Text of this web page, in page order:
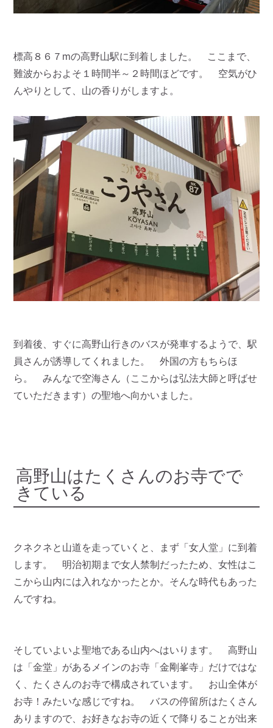
標高８６７mの高野山駅に到着しました。 ここまで、
難波からおよそ１時間半～２時間ほどです。 空気がひ
んやりとして、山の香りがしますよ。
到着後、すぐに高野山行きのバスが発車するようで、駅
員さんが誘導してくれました。 外国の方もちらほ
ら。 みんなで空海さん（ここからは弘法大師と呼ばせ
ていただきます）の聖地へ向かいました。
高野山はたくさんのお寺でで
きている
クネクネと山道を走っていくと、まず「女人堂」に到着
します。 明治初期まで女人禁制だったため、女性はこ
こから山内には入れなかったとか。そんな時代もあった
んですね。
そしていよいよ聖地である山内へはいります。 高野山
は「金堂」があるメインのお寺「金剛峯寺」だけではな
く、たくさんのお寺で構成されています。 お山全体が
お寺！みたいな感じですね。 バスの停留所はたくさん
ありますので、お好きなお寺の近くで降りることが出来